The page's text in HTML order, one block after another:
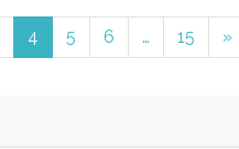
4 5 6 … 15 »